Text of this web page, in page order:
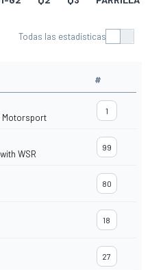
Todas las estadísticas
#
Motorsport
1
WSR
99
80
18
27